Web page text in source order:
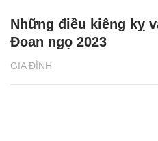
GIA ĐÌNH
Những điều kiêng kỵ
Đoan ngọ 2023